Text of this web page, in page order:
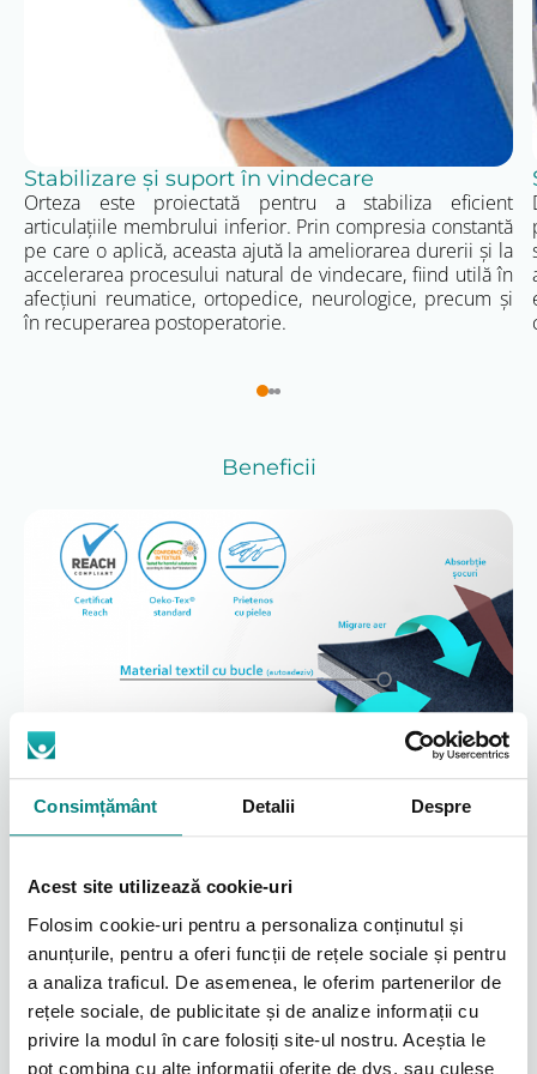
Consimțământ Detalii Despre
Acest site utilizează cookie-uri
Folosim cookie-uri pentru a personaliza conținutul și
anunțurile, pentru a oferi funcții de rețele sociale și pentru
a analiza traficul. De asemenea, le oferim partenerilor de
rețele sociale, de publicitate și de analize informații cu
privire la modul în care folosiți site-ul nostru. Aceștia le
pot combina cu alte informații oferite de dvs. sau culese
Nu călcați, nu folosiți clor, nu curățați
chimic și nu uscați în uscătorul de rufe.
Păstrați orteza într-un spațiu curat și
uscat. Protejați-o de umezeală, temperaturi extreme
și de lumina directă a soarelui.
Stabilizare și suport în vindecare
Orteza este proiectată pentru a stabiliza eficient
articulațiile membrului inferior. Prin compresia constantă
pe care o aplică, aceasta ajută la ameliorarea durerii și la
accelerarea procesului natural de vindecare, fiind utilă în
afecțiuni reumatice, ortopedice, neurologice, precum și
în recuperarea postoperatorie.
Beneficii
Fixare sigură cu material activ
ActiveDistance III™ este un material activ, în 3
straturi, fabricat dintr-un strat de poliamidă
neelastic cu funcție de auto-agățare, spumă
pentru confort și un material moale. Important